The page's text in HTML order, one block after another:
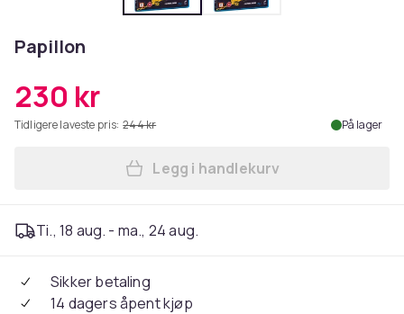
Papillon
230 kr
Tidligere laveste pris: 244 kr På lager
Legg Papillon i
Legg i handlekurv
Ti., 18 aug. - ma., 24 aug.
Sikker betaling
14 dagers åpent kjøp